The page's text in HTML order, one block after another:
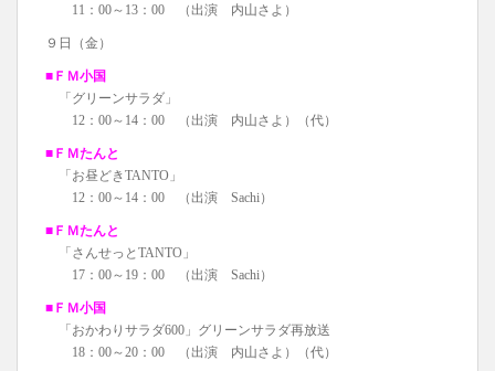
11：00～13：00 （出演 内山さよ）
９日（金）
■ＦＭ小国
「グリーンサラダ」
12：00～14：00 （出演 内山さよ）（代）
■ＦＭたんと
「お昼どきTANTO」
12：00～14：00 （出演 Sachi）
■ＦＭたんと
「さんせっとTANTO」
17：00～19：00 （出演 Sachi）
■ＦＭ小国
「おかわりサラダ600」グリーンサラダ再放送
18：00～20：00 （出演 内山さよ）（代）